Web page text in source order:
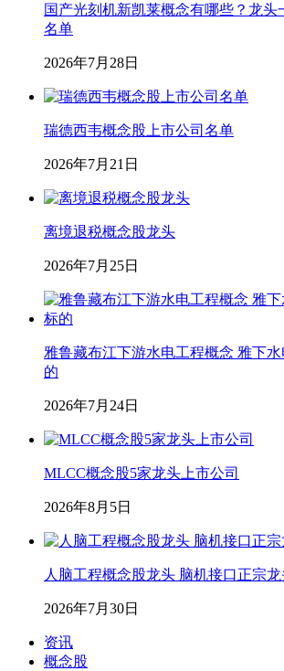
国产光刻机新凯莱概念有哪些？龙头
名单
2026年7月28日
瑞德西韦概念股上市公司名单
2026年7月21日
离境退税概念股龙头
2026年7月25日
雅鲁藏布江下游水电工程概念 雅下
的
2026年7月24日
MLCC概念股5家龙头上市公司
2026年8月5日
人脑工程概念股龙头 脑机接口正宗
2026年7月30日
资讯
概念股